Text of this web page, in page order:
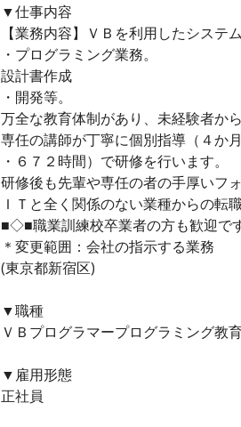
▼仕事内容
【業務内容】ＶＢを利用したシステ
・プログラミング業務。
設計書作成
・開発等。
万全な教育体制があり、未経験者か
専任の講師が丁寧に個別指導（４か月
・６７２時間）で研修を行います。
研修後も先輩や専任の者の手厚いフ
ＩＴと全く関係のない業種からの転
■◇■職業訓練校卒業者の方も歓迎
＊変更範囲：会社の指示する業務
(東京都新宿区)
▼職種
ＶＢプログラマープログラミング教
▼雇用形態
正社員